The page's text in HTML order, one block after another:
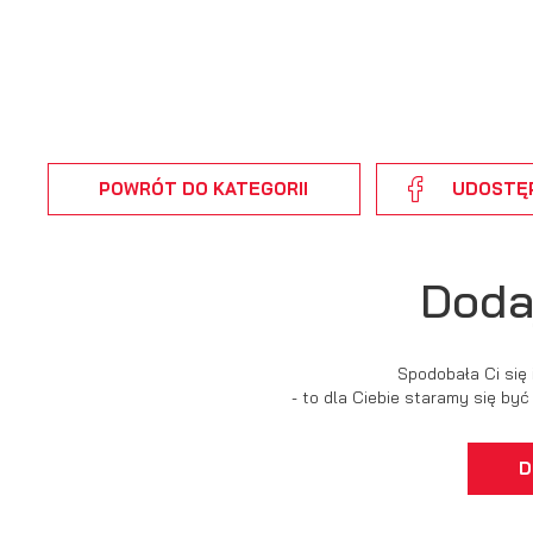
POWRÓT DO KATEGORII
Spodobała Ci
- to dla Ciebie staramy się być